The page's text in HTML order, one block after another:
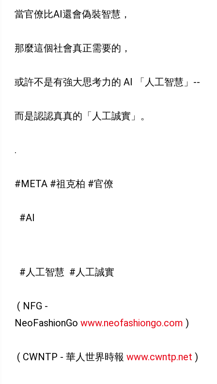
當官僚比AI還會偽裝智慧，
那麼這個社會真正需要的，
或許不是有強大思考力的 AI 「人工智慧」--
而是認認真真的「人工誠實」。
.
#META #祖克柏 #官僚
#AI
#人工智慧 #人工誠實
( NFG -
NeoFashionGo www.neofashiongo.com )
( CWNTP - 華人世界時報 www.cwntp.net )